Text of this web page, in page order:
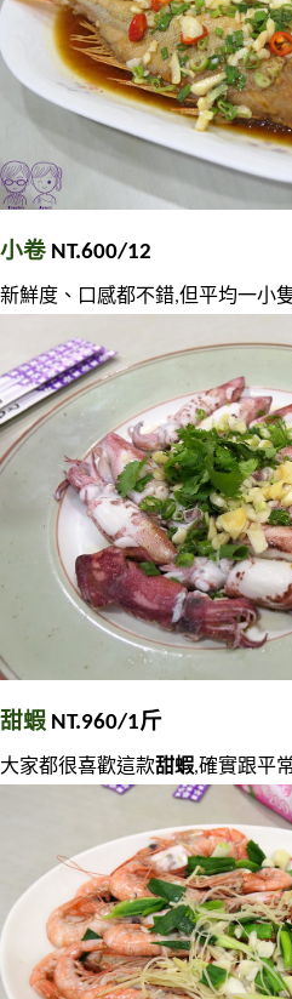
小卷 NT.600/12
新鮮度、口感都不錯,但平均一小
甜蝦 NT.960/1斤
大家都很喜歡這款甜蝦,確實跟平